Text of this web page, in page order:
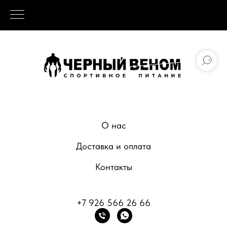
О нас
Доставка и оплата
Контакты
+7 926 566 26 66